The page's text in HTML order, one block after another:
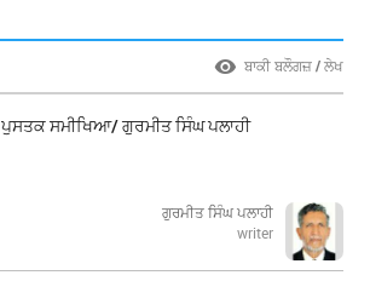
ਬਾਕੀ ਬਲੌਗਜ਼ / ਲੇਖ
ਪੁਸਤਕ ਸਮੀਖਿਆ/ ਗੁਰਮੀਤ ਸਿੰਘ ਪਲਾਹੀ
ਗੁਰਮੀਤ ਸਿੰਘ ਪਲਾਹੀ
writer